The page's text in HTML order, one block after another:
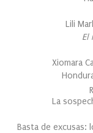
Lili
El
Xiomara
La
Basta de excusas: